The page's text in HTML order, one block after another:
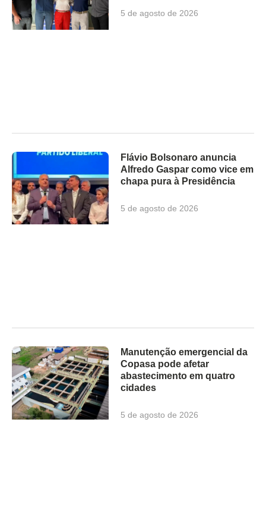
5 de agosto de 2026
Flávio Bolsonaro anuncia
Alfredo Gaspar como vice em
chapa pura à Presidência
5 de agosto de 2026
Manutenção emergencial da
Copasa pode afetar
abastecimento em quatro
cidades
5 de agosto de 2026